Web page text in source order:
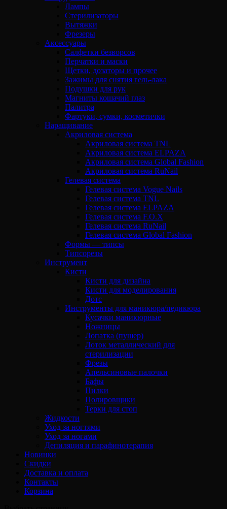
Лампы
Стерилизаторы
Вытяжки
Фрезеры
Аксессуары
Салфетки безворсов
Перчатки и маски
Щетки, дозаторы и прочее
Зажимы для снятия гель-лака
Подушки для рук
Магниты кошачий глаз
Палитра
Фартуки, сумки, косметички
Наращивание
Акриловая система
Акриловая система TNL
Акриловая система ELPAZA
Акриловая система Global Fashion
Акриловая система RuNail
Гелевая система
Гелевая система Vogue Nails
Гелевая система TNL
Гелевая система ELPAZA
Гелевая система F.O.X
Гелевая система RuNail
Гелевая система Global Fashion
Формы — типсы
Типсорезы
Инструмент
Кисти
Кисти для дизайна
Кисти для моделирования
Дотс
Инструменты для маникюра/педикюра
Кусачки маникюрные
Ножницы
Лопатка (пушер)
Лоток металлический для
стерилизации
Фрезы
Апельсиновые палочки
Бафы
Пилки
Полировщики
Терки для стоп
Жидкости
Уход за ногтями
Уход за ногами
Депиляция и парафинотерапия
Новинки
Скидки
Доставка и оплата
Контакты
Корзина